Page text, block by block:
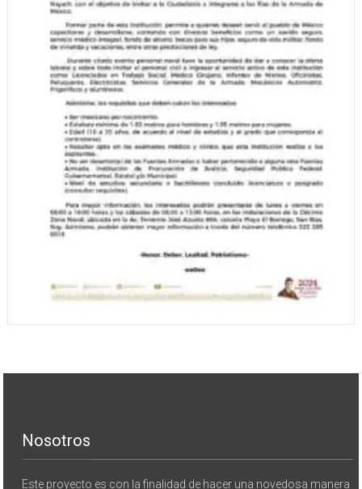
Nosotros
Este proyecto es con la finalidad de hacer una novedosa manera